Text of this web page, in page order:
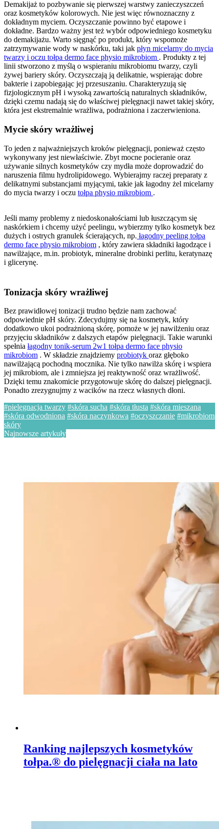
Demakijaż to pozbywanie się pierwszej warstwy zanieczyszczeń
oraz kosmetyków kolorowych. Nie jest więc równoznaczny z
dokładnym myciem. Oczyszczanie powinno być etapowe i
dokładne. Bardzo ważny jest też wybór odpowiedniego kosmetyku
do demakijażu. Warto sięgnąć po produkt, który wspomoże
zatrzymywanie wody w naskórku, taki jak płyn micelarny do mycia
twarzy i oczu tołpa dermo face physio mikrobiom . Produkty z tej
linii stworzono z myślą o wspieraniu mikrobiomu twarzy, czyli
żywej bariery skóry. Oczyszczają ją delikatnie, wspierając dobre
bakterie i zapobiegając jej przesuszaniu. Charakteryzują się
fizjologicznym pH i wysoką zawartością naturalnych składników,
dzięki czemu nadają się do właściwej pielęgnacji nawet takiej skóry,
która jest ekstremalnie wrażliwa, podrażniona i zaczerwieniona.
Mycie skóry wrażliwej
To jeden z najważniejszych kroków pielęgnacji, ponieważ często
wykonywany jest niewłaściwie. Zbyt mocne pocieranie oraz
używanie silnych kosmetyków czy mydła może doprowadzić do
naruszenia filmu hydrolipidowego. Wybierajmy raczej preparaty z
delikatnymi substancjami myjącymi, takie jak łagodny żel micelarny
do mycia twarzy i oczu tołpa physio mikrobiom .
Jeśli mamy problemy z niedoskonałościami lub łuszczącym się
naskórkiem i chcemy użyć peelingu, wybierzmy tylko kosmetyk bez
dużych i ostrych granulek ścierających, np. łagodny peeling tołpa
dermo face physio mikrobiom , który zawiera składniki łagodzące i
nawilżające, m.in. probiotyk, mineralne drobinki perlitu, keratynazę
i glicerynę.
Tonizacja skóry wrażliwej
Bez prawidłowej tonizacji trudno będzie nam zachować
odpowiednie pH skóry. Zdecydujmy się na kosmetyk, który
dodatkowo ukoi podrażnioną skórę, pomoże w jej nawilżeniu oraz
przyjęciu składników z dalszych etapów pielęgnacji. Takie warunki
spełnia łagodny tonik-serum 2w1 tołpa dermo face physio
mikrobiom . W składzie znajdziemy probiotyk oraz głęboko
nawilżającą pochodną mocznika. Nie tylko nawilża skórę i wspiera
jej mikrobiom, ale i zmniejsza jej reaktywność oraz wrażliwość.
Dzięki temu znakomicie przygotowuje skórę do dalszej pielęgnacji.
Ponadto zrezygnujmy z wacików na rzecz własnych dłoni.
#pielęgnacja twarzy #skóra sucha #skóra tłusta #skóra mieszana
#skóra odwodniona #skóra naczynkowa #oczyszczanie #mikrobiom
skóry
Najnowsze artykuły
Ranking najlepszych kosmetyków
tołpa.® do pielęgnacji ciała na lato